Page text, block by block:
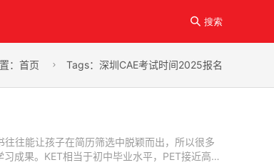
 搜索
： 首页  Tags：深圳CAE考试时间2025报名
往能让孩子在简历筛选中脱颖而出，所以很多
成果。KET相当于初中毕业水平，PET接近高中